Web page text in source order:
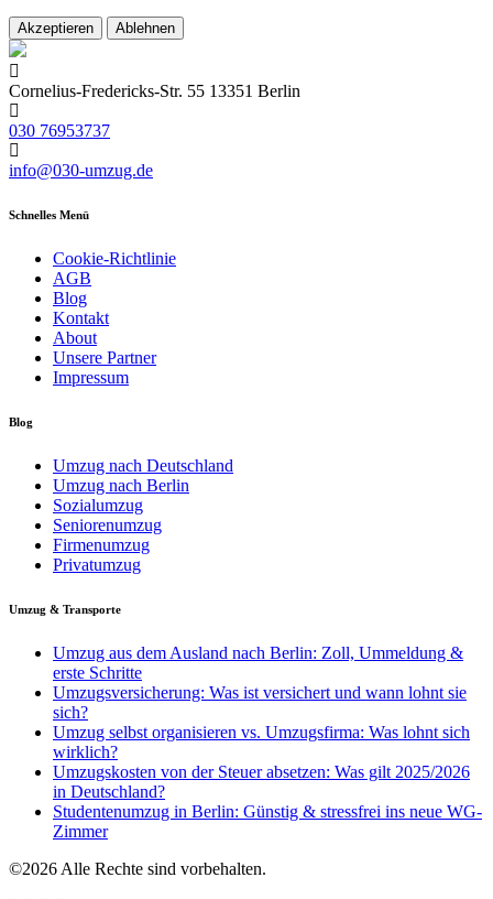
Akzeptieren Ablehnen
Cornelius-Fredericks-Str. 55 13351 Berlin
030 76953737
info@030-umzug.de
Schnelles Menü
Cookie-Richtlinie
AGB
Blog
Kontakt
About
Unsere Partner
Impressum
Blog
Umzug nach Deutschland
Umzug nach Berlin
Sozialumzug
Seniorenumzug
Firmenumzug
Privatumzug
Umzug & Transporte
Umzug aus dem Ausland nach Berlin: Zoll, Ummeldung &
erste Schritte
Umzugsversicherung: Was ist versichert und wann lohnt sie
sich?
Umzug selbst organisieren vs. Umzugsfirma: Was lohnt sich
wirklich?
Umzugskosten von der Steuer absetzen: Was gilt 2025/2026
in Deutschland?
Studentenumzug in Berlin: Günstig & stressfrei ins neue WG-
Zimmer
©2026 Alle Rechte sind vorbehalten.